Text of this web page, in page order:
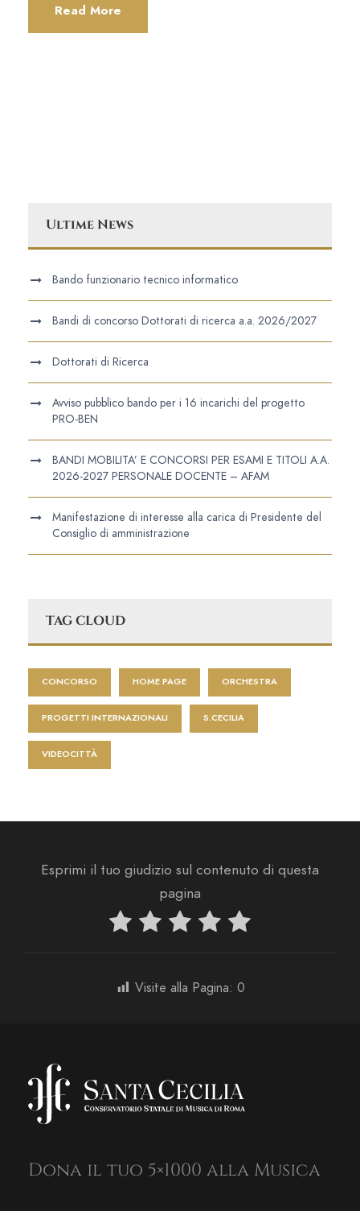
Read More
Ultime News
Bando funzionario tecnico informatico
Bandi di concorso Dottorati di ricerca a.a. 2026/2027
Dottorati di Ricerca
Avviso pubblico bando per i 16 incarichi del progetto
PRO-BEN
BANDI MOBILITA’ E CONCORSI PER ESAMI E TITOLI A.A.
2026-2027 PERSONALE DOCENTE – AFAM
Manifestazione di interesse alla carica di Presidente del
Consiglio di amministrazione
TAG CLOUD
CONCORSO HOME PAGE ORCHESTRA
PROGETTI INTERNAZIONALI S.CECILIA
VIDEOCITTÀ
Esprimi il tuo giudizio sul contenuto di questa
pagina
Visite alla Pagina: 0
Dona il tuo 5×1000 alla Musica